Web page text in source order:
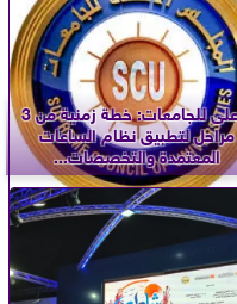
الأعلى للجامعات: خطة زمنية من 3
مراحل لتطبيق نظام الساعات
المعتمدة والتخصصات...